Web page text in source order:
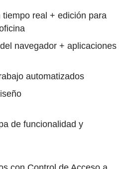
tiempo real + edición para
navegador + aplicaciones
automatizados
de funcionalidad y